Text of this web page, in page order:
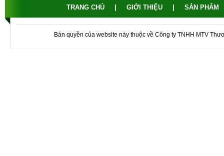
TRANG CHỦ GIỚI THIỆU SẢN PHẨM
Bản quyền của website này thuộc về Công ty TNHH MTV